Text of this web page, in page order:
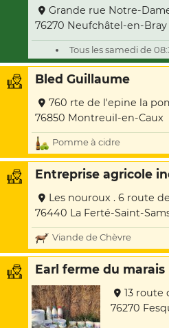
Grande rue Notre-
76270 Neufchâtel-en-Bray
Tous les samedi de
Bled Guillaume
760 rte de l'epine la
76850 Montreuil-en-Caux
Pomme à cidre
Entreprise agricole
Les nouroux . 6 route
76440 La Ferté-Saint-
Viande de Chèvre
Earl ferme du marais
13 route
76270